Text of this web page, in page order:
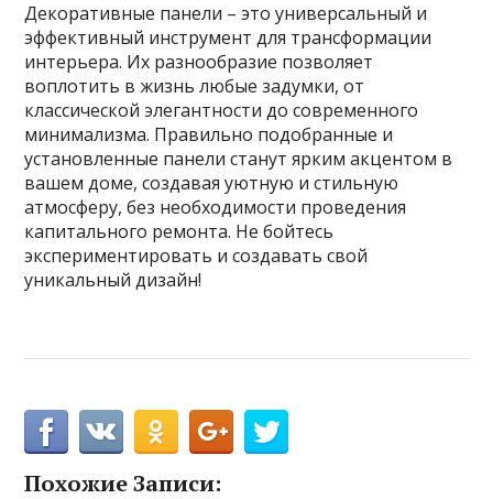
Декоративные панели – это универсальный и
эффективный инструмент для трансформации
интерьера. Их разнообразие позволяет
воплотить в жизнь любые задумки, от
классической элегантности до современного
минимализма. Правильно подобранные и
установленные панели станут ярким акцентом в
вашем доме, создавая уютную и стильную
атмосферу, без необходимости проведения
капитального ремонта. Не бойтесь
экспериментировать и создавать свой
уникальный дизайн!
Похожие Записи: